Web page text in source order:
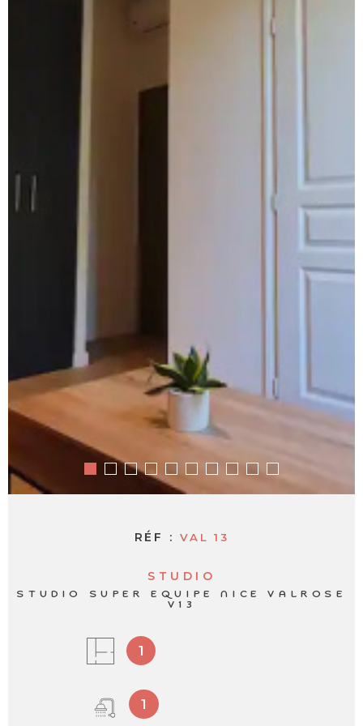
CONTACT
RÉF : VAL 13
STUDIO
STUDIO SUPER EQUIPE NICE VALROSE
V13
1
1